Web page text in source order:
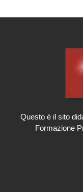
Questo è il sito
Formazione